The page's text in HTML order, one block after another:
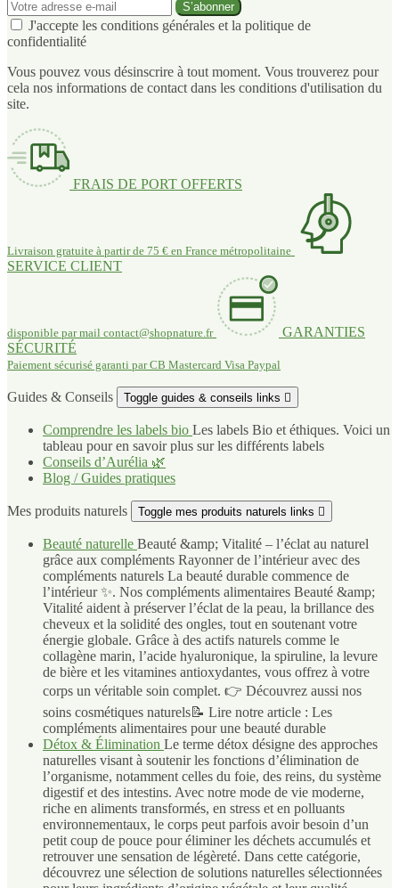
J'accepte les conditions générales et la politique de
confidentialité
Vous pouvez vous désinscrire à tout moment. Vous trouverez pour
cela nos informations de contact dans les conditions d'utilisation du
site.
FRAIS DE PORT OFFERTS
Livraison gratuite à partir de 75 € en France métropolitaine
SERVICE CLIENT
disponible par mail contact@shopnature.fr
GARANTIES
SÉCURITÉ
Paiement sécurisé garanti par CB Mastercard Visa Paypal
Guides & Conseils Toggle guides & conseils links 
Comprendre les labels bio Les labels Bio et éthiques. Voici un
tableau pour en savoir plus sur les différents labels
Conseils d’Aurélia 🌿
Blog / Guides pratiques
Mes produits naturels Toggle mes produits naturels links 
Beauté naturelle Beauté &amp; Vitalité – l’éclat au naturel
grâce aux compléments Rayonner de l’intérieur avec des
compléments naturels La beauté durable commence de
l’intérieur ✨. Nos compléments alimentaires Beauté &amp;
Vitalité aident à préserver l’éclat de la peau, la brillance des
cheveux et la solidité des ongles, tout en soutenant votre
énergie globale. Grâce à des actifs naturels comme le
collagène marin, l’acide hyaluronique, la spiruline, la levure
de bière et les vitamines antioxydantes, vous offrez à votre
corps un véritable soin complet. 👉 Découvrez aussi nos
soins cosmétiques naturels📝 Lire notre article : Les
compléments alimentaires pour une beauté durable
Détox & Élimination Le terme détox désigne des approches
naturelles visant à soutenir les fonctions d’élimination de
l’organisme, notamment celles du foie, des reins, du système
digestif et des intestins. Avec notre mode de vie moderne,
riche en aliments transformés, en stress et en polluants
environnementaux, le corps peut parfois avoir besoin d’un
petit coup de pouce pour éliminer les déchets accumulés et
retrouver une sensation de légèreté. Dans cette catégorie,
découvrez une sélection de solutions naturelles sélectionnées